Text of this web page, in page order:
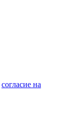
согласие на